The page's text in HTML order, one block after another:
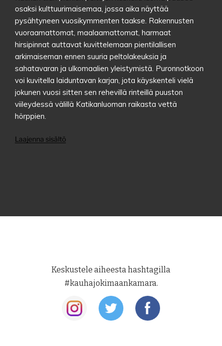
osaksi kulttuurimaisemaa, jossa aika näyttää
pysähtyneen vuosikymmenten taakse. Rakennusten
vuoraamattomat, maalaamattomat, harmaat
hirsipinnat auttavat kuvittelemaan pientilallisen
arkimaiseman ennen suuria peltolakeuksia ja
sahatavaran ja ulkomaalien yleistymistä. Puronnotkoon
voi kuvitella laiduntavan karjan, jota käyskenteli vielä
jokunen vuosi sitten sen rehevillä rinteillä puuston
viileydessä välillä Katikanluoman raikasta vettä
hörppien.
Laajenna sisältö
Keskustele aiheesta hashtagilla
#kauhajokimaankamara.